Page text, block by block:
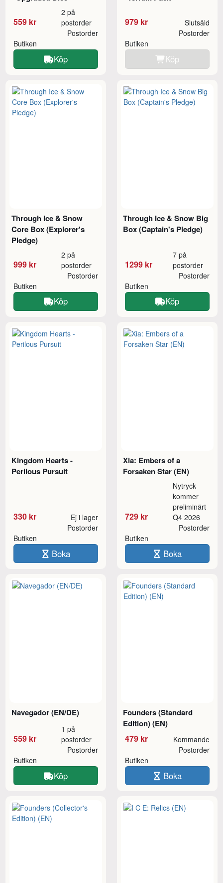
559 kr
2 på
postorder
Butiken
Postorder
Köp
979 kr Slutsåld
Butiken
Postorder
Köp
Through Ice & Snow
Core Box (Explorer's
Pledge)
999 kr
2 på
postorder
Butiken
Postorder
Köp
Through Ice & Snow Big
Box (Captain's Pledge)
1299 kr
7 på
postorder
Butiken
Postorder
Köp
Kingdom Hearts -
Perilous Pursuit
330 kr Ej i lager
Butiken
Postorder
Boka
Xia: Embers of a
Forsaken Star (EN)
729 kr
Nytryck
kommer
preliminärt
Q4 2026
Butiken
Postorder
Boka
Navegador (EN/DE)
559 kr
1 på
postorder
Butiken
Postorder
Köp
Founders (Standard
Edition) (EN)
479 kr Kommande
Butiken
Postorder
Boka